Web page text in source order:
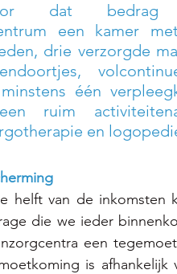
dat bedrag
een kamer
drie verzorgde
één
ruim
en
van de inkomsten
die we ieder
een
is